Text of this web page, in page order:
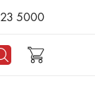
5000